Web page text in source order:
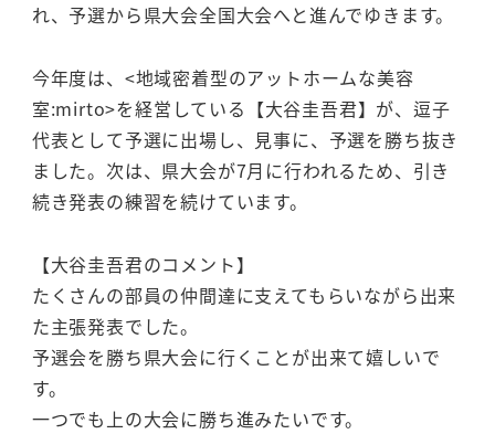
れ、予選から県大会全国大会へと進んでゆきます。
今年度は、<地域密着型のアットホームな美容
室:mirto>を経営している【大谷圭吾君】が、逗子
代表として予選に出場し、見事に、予選を勝ち抜き
ました。次は、県大会が7月に行われるため、引き
続き発表の練習を続けています。
【大谷圭吾君のコメント】
たくさんの部員の仲間達に支えてもらいながら出来
た主張発表でした。
予選会を勝ち県大会に行くことが出来て嬉しいで
す。
一つでも上の大会に勝ち進みたいです。